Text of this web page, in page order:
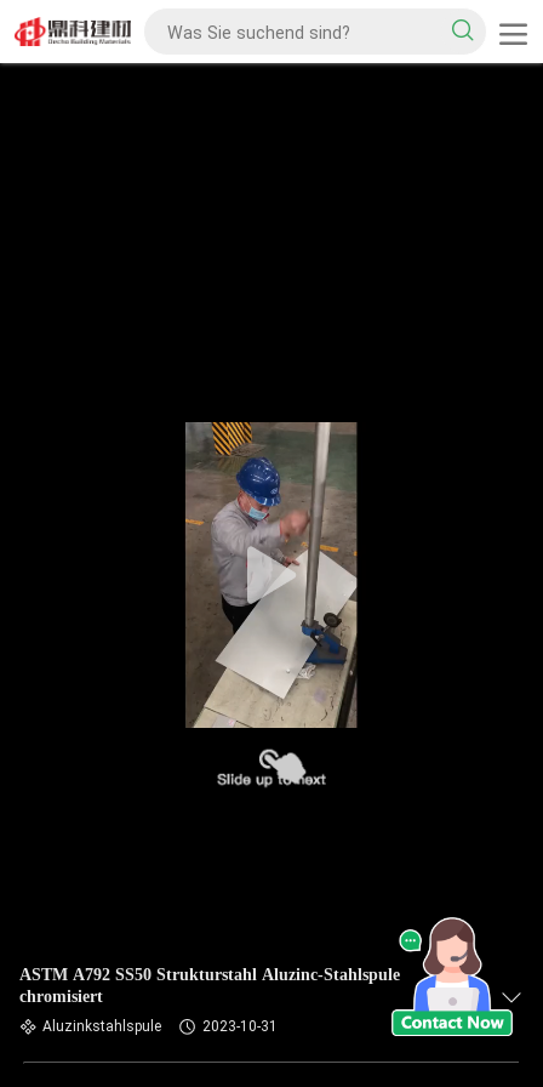
ASTM A792 SS50 Strukturstahl Aluzinc-Stahlspule
chromisiert
Aluzinkstahlspule 2023-10-31